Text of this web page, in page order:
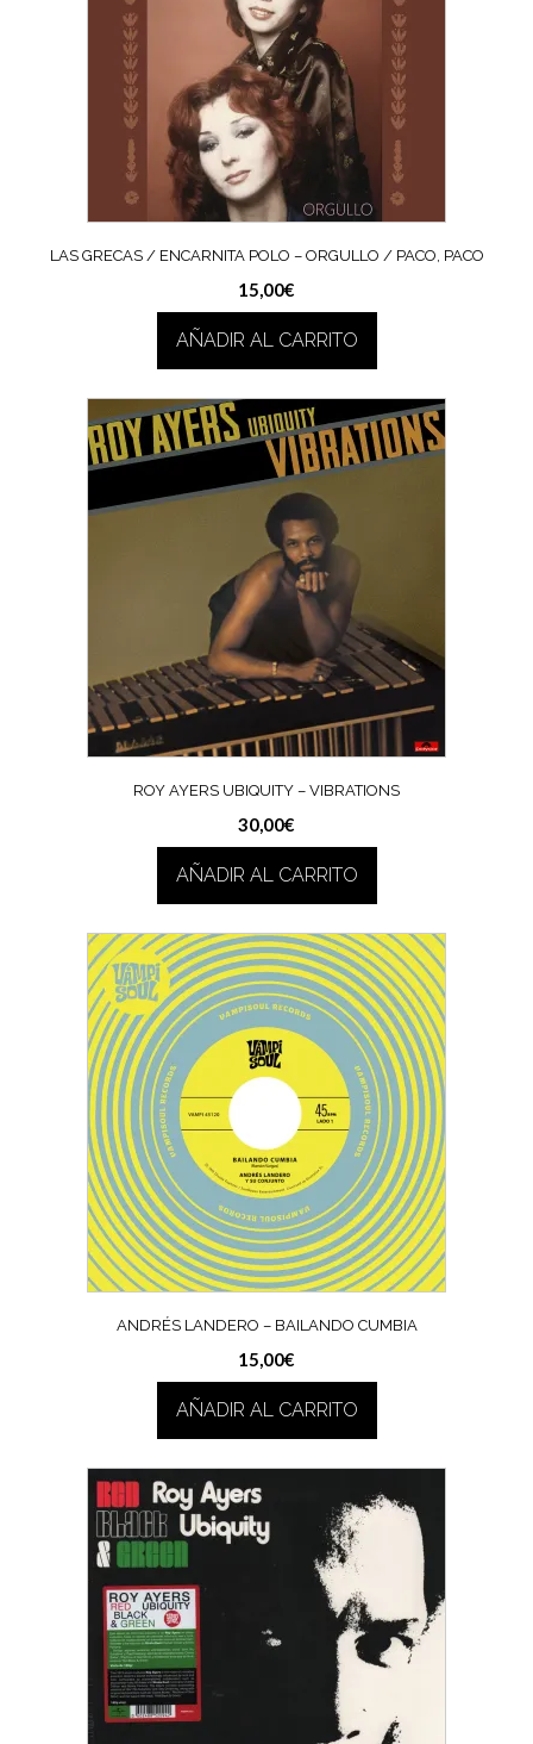
LAS GRECAS / ENCARNITA POLO – ORGULLO / PACO, PACO
15,00€
AÑADIR AL CARRITO
ROY AYERS UBIQUITY – VIBRATIONS
30,00€
AÑADIR AL CARRITO
ANDRÉS LANDERO – BAILANDO CUMBIA
15,00€
AÑADIR AL CARRITO